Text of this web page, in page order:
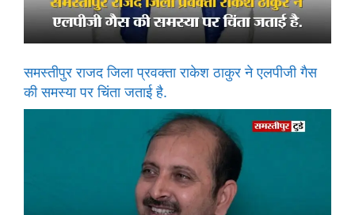
समस्तीपुर राजद जिला प्रवक्ता राकेश ठाकुर ने एलपीजी गैस
की समस्या पर चिंता जताई है.